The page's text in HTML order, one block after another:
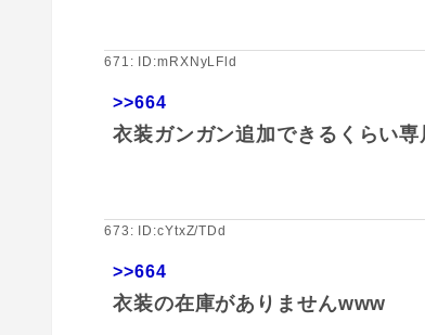
671: ID:mRXNyLFld
>>664
衣装ガンガン追加できるくらい
673: ID:cYtxZ/TDd
>>664
衣装の在庫がありませんwww